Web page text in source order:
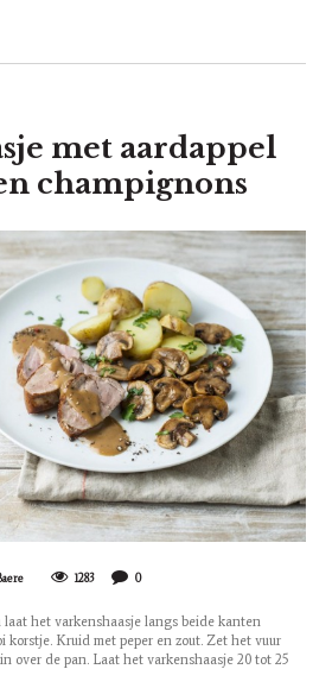
met aardappel
champignons
1283 0
het varkenshaasje langs beide kanten
korstje. Kruid met peper en zout. Zet het vuur
over de pan. Laat het varkenshaasje 20 tot 25